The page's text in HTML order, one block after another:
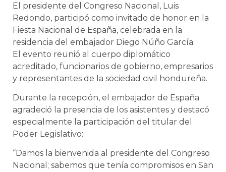
El presidente del Congreso Nacional, Luis
Redondo, participó como invitado de honor en la
Fiesta Nacional de España, celebrada en la
residencia del embajador Diego Núño García.
El evento reunió al cuerpo diplomático
acreditado, funcionarios de gobierno, empresarios
y representantes de la sociedad civil hondureña.
Durante la recepción, el embajador de España
agradeció la presencia de los asistentes y destacó
especialmente la participación del titular del
Poder Legislativo:
“Damos la bienvenida al presidente del Congreso
Nacional; sabemos que tenía compromisos en San